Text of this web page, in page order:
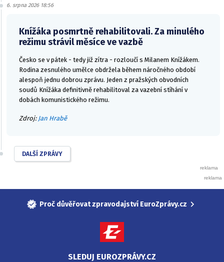
6. srpna 2026 18:56
Knížáka posmrtně rehabilitovali. Za minulého
režimu strávil měsíce ve vazbě
Česko se v pátek - tedy již zítra - rozloučí s Milanem Knížákem.
Rodina zesnulého umělce obdržela během náročného období
alespoň jednu dobrou zprávu. Jeden z pražských obvodních
soudů Knížáka definitivně rehabilitoval za vazební stíhání v
dobách komunistického režimu.
Zdroj: Jan Hrabě
DALŠÍ ZPRÁVY
Proč důvěřovat zpravodajství EuroZprávy.cz
SLEDUJ EUROZPRÁVY.CZ